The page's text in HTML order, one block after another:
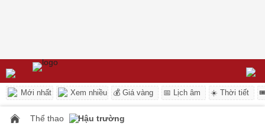
Mới nhất Xem nhiều 💰 Giá vàng 📅 Lịch âm ☀️ Thời tiết
Thể thao Hậu trường